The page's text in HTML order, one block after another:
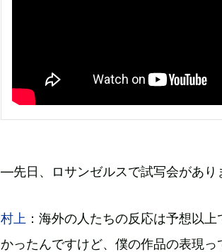
―先日、ロサンゼルスで試写会があり
村上 ：海外の人たちの反応は予想以
かったんですけど、僕の作品の表現